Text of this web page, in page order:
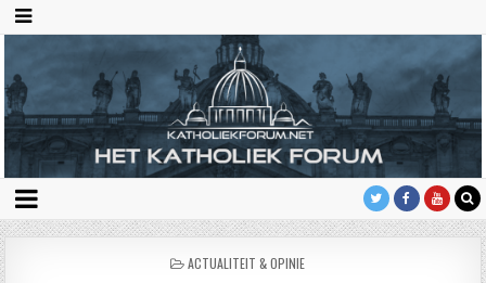
GEPLAATST
ACTUALITEIT & OPINIE